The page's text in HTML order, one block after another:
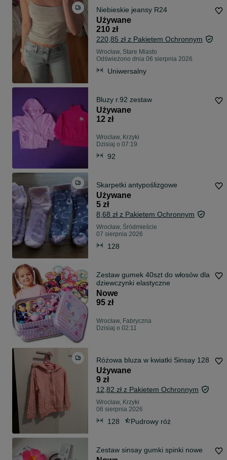
Niebieskie jeansy R24
Używane
210 zł
220,85 zł z Pakietem Ochronnym
Wrocław, Stare Miasto
Odświeżono dnia 06 sierpnia 2026
Uniwersalny
Bluzy r.92 zestaw
Używane
12 zł
Wrocław, Krzyki
Dzisiaj o 07:19
92
Skarpetki antypoślizgowe
Używane
5 zł
8,68 zł z Pakietem Ochronnym
Wrocław, Śródmieście
07 sierpnia 2026
128
Zestaw gumek 40szt do włosów dla
dziewczynki elastyczne
Nowe
95 zł
Wrocław, Fabryczna
Dzisiaj o 02:11
Różowa bluza w kwiatki Sinsay 128
Używane
9 zł
12,82 zł z Pakietem Ochronnym
Wrocław, Krzyki
06 sierpnia 2026
128 Pudrowy róż
Zestaw sinsay gumki spinki nowe